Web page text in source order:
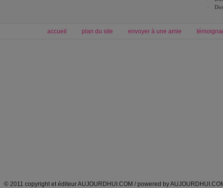
accueil plan du site envoyer à une amie
© 2011 copyright et éditeur AUJOURDHUI.COM / powered by